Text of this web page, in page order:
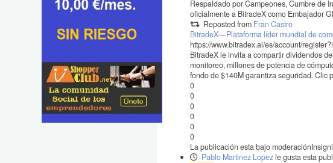
Respaldado por Campeones, Cumbre de
oficialmente a BitradeX como Embajador
Reposted from Fran Castro
BitradeX—Plataforma líder mundial de
https://www.bitradex.ai/es/account/
BitradeX le invita a compartir dividendos
monitoreo, millones de potencia de
fondo de $140M garantiza seguridad. Clic
0
0
0
0
0
0
La publicación esta bajo moderación
Pablo Martinez Lopezle gusta esta